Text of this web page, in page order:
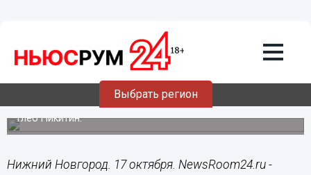
Выбрать регион
17.10.201709:36
Владимир Панов назван кандидатом на
пост главы Нижнего Новгорода
Соответствующее предложение озвучил глава региона
Глеб Никитин.
Нижний Новгород. 17 октября. NewsRoom24.ru -